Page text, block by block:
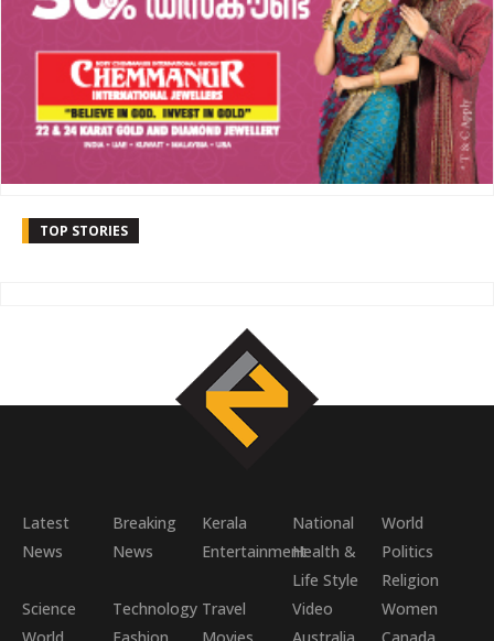
TOP STORIES
Latest
News
Breaking
News
Kerala National
World
EntertainmentHealth &
Life Style
Politics
Religion
Science
Technology Travel Video
Women